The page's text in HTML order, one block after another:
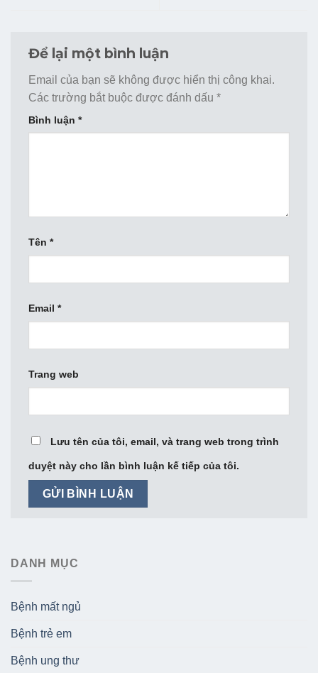
Để lại một bình luận
Email của bạn sẽ không được hiển thị công khai.
Các trường bắt buộc được đánh dấu *
Bình luận *
Tên *
Email *
Trang web
Lưu tên của tôi, email, và trang web trong trình
duyệt này cho lần bình luận kế tiếp của tôi.
DANH MỤC
Bệnh mất ngủ
Bệnh trẻ em
Bệnh ung thư